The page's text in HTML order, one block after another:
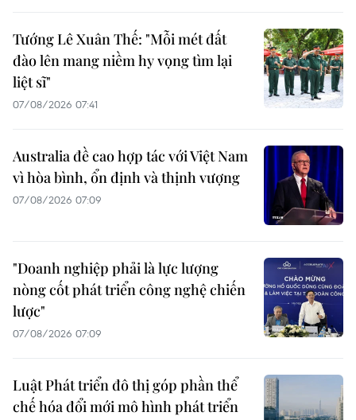
Tướng Lê Xuân Thế: "Mỗi mét đất
đào lên mang niềm hy vọng tìm lại
liệt sĩ"
07/08/2026 07:41
Australia đề cao hợp tác với Việt Nam
vì hòa bình, ổn định và thịnh vượng
07/08/2026 07:09
"Doanh nghiệp phải là lực lượng
nòng cốt phát triển công nghệ chiến
lược"
07/08/2026 07:09
Luật Phát triển đô thị góp phần thể
chế hóa đổi mới mô hình phát triển